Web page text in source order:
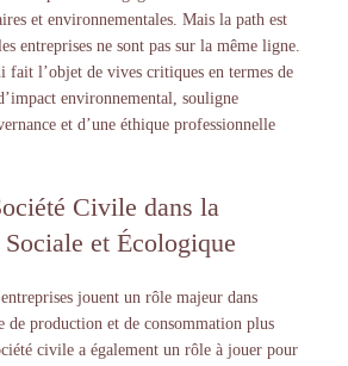
et environnementales. Mais la path est
entreprises ne sont pas sur la même ligne.
fait l’objet de vives critiques en termes de
environnemental, souligne
et d’une éthique professionnelle
Civile dans la
et Écologique
jouent un rôle majeur dans
de production et de consommation plus
civile a également un rôle à jouer pour